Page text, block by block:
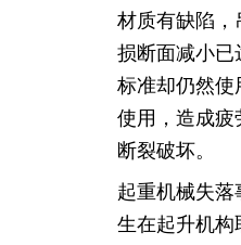
材质有缺陷，
损断面减小已
标准却仍然使
使用，造成疲
断裂破坏。
起重机械失
生在起升机构